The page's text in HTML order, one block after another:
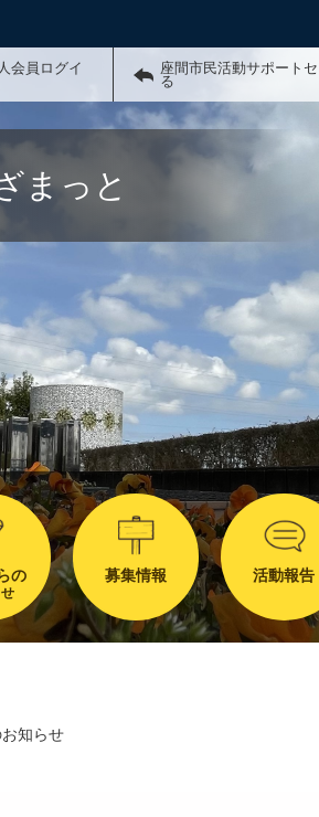
会員ログイ
座間市民活動サポート
る
まっと
の 募集情報 活動報告
知らせ